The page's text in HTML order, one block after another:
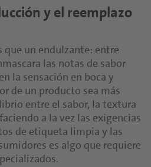
y el reemplazo
que un endulzante: entre
las notas de sabor
la sensación en boca y
de un producto sea más
entre el sabor, la textura
a la vez las exigencias
de etiqueta limpia y las
es algo que requiere